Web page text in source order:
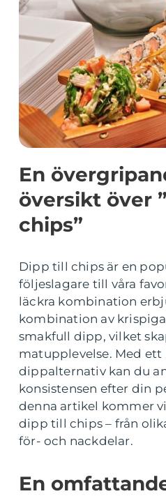
En
översikt över
chips”
Dipp till chips är en
följeslagare till våra
läckra kombination
kombination av
smakfull dipp, vilket
matupplevelse. Med
dippalternativ kan du
konsistensen efter din
denna artikel kommer
dipp till chips – från
för- och nackdelar.
En